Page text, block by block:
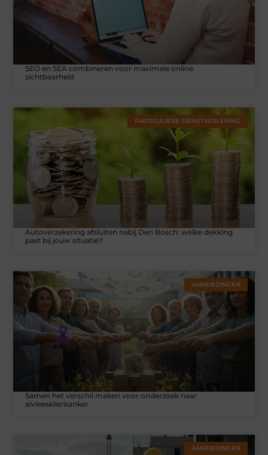
SEO en SEA combineren voor maximale online
zichtbaarheid
PARTICULIERE DIENSTVERLENING
Autoverzekering afsluiten nabij Den Bosch: welke dekking
past bij jouw situatie?
AANBIEDINGEN
Samen het verschil maken voor onderzoek naar
alvleesklierkanker
AANBIEDINGEN